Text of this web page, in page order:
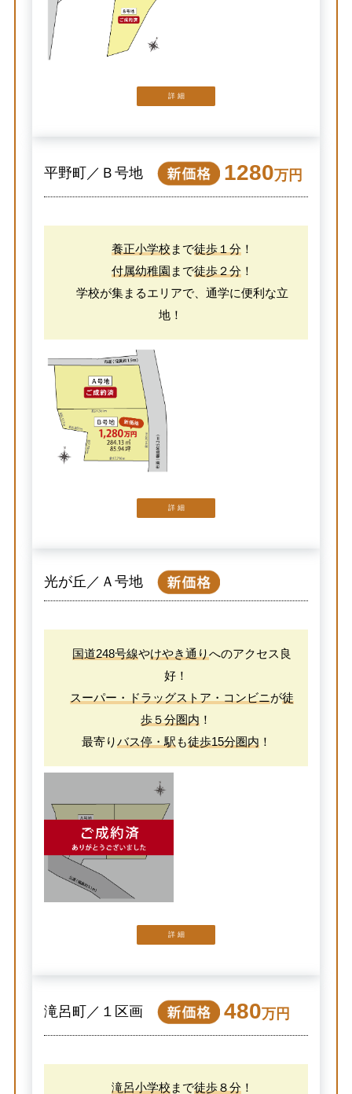
詳 細
平野町／Ｂ号地 1280万円
養正小学校まで徒歩１分！
付属幼稚園まで徒歩２分！
学校が集まるエリアで、通学に便利な立
地！
詳 細
光が丘／Ａ号地
国道248号線やけやき通りへのアクセス良
好！
スーパー・ドラッグストア・コンビニが徒
歩５分圏内 ！
最寄りバス停・駅も徒歩15分圏内 ！
詳 細
滝呂町／１区画 480万円
滝呂小学校まで徒歩８分！